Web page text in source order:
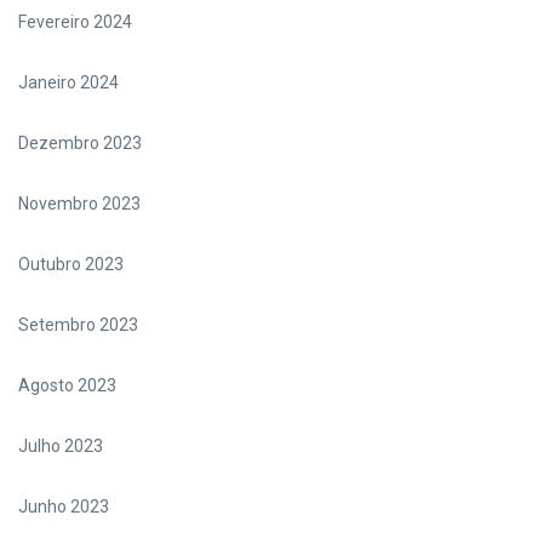
Fevereiro 2024
Janeiro 2024
Dezembro 2023
Novembro 2023
Outubro 2023
Setembro 2023
Agosto 2023
Julho 2023
Junho 2023